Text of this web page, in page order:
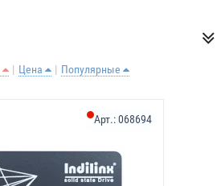
Цена Популярные
Арт.:068694